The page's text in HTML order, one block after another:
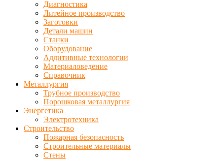
Диагностика
Литейное производство
Заготовки
Детали машин
Станки
Оборудование
Аддитивные технологии
Материаловедение
Справочник
Металлургия
Трубное производство
Порошковая металлургия
Энергетика
Электротехника
Строительство
Пожарная безопасность
Строительные материалы
Стены